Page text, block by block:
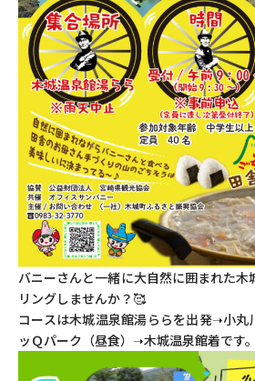
バニーさんと一緒に大自然に囲まれた木
リングしませんか？🥰
コースは木城温泉館湯ららを出発➝小
ッＱパーク（昼食）➝木城温泉館着です。